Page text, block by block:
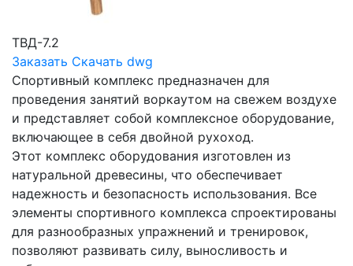
ТВД-7.2
Заказать Скачать dwg
Спортивный комплекс предназначен для
проведения занятий воркаутом на свежем воздухе
и представляет собой комплексное оборудование,
включающее в себя двойной рухоход.
Этот комплекс оборудования изготовлен из
натуральной древесины, что обеспечивает
надежность и безопасность использования. Все
элементы спортивного комплекса спроектированы
для разнообразных упражнений и тренировок,
позволяют развивать силу, выносливость и